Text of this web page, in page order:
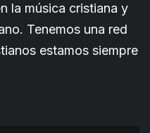
la música cristiana y
Tenemos una red
estamos siempre